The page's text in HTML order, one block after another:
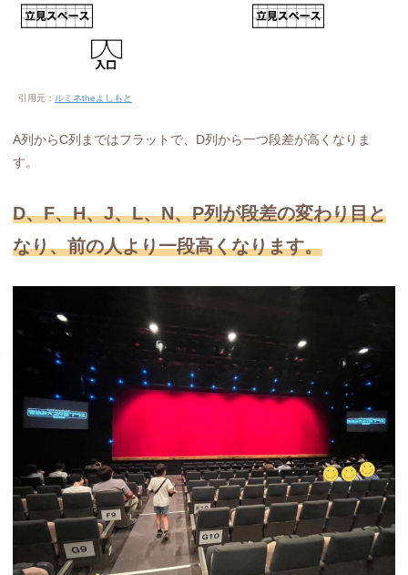
引用元： ルミネtheよしもと
A列からC列まではフラットで、D列から一つ段差が高くなりま
す。
D、F、H、J、L、N、P列が段差の変わり目と
なり、前の人より一段高くなります。